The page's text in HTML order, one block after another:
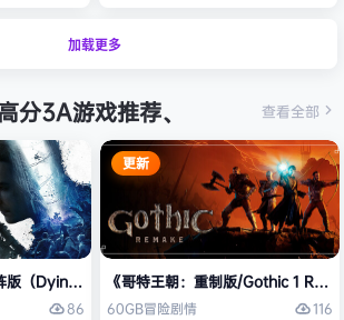
加载更多
分3A游戏推荐、 查看全部
版（Dying Light 2 Stay Human: Reloaded
86
更新
《哥特王朝：重制版/Gothic 1
60GB冒险剧情
116